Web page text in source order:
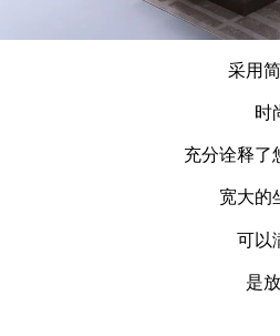
采用
时
充分诠释了
宽大的
可以
是